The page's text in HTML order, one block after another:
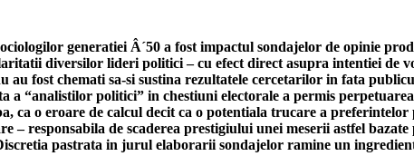
generatiei Â´50 a fost impactul sondajelor de opinie
diversilor lideri politici – cu efect direct asupra intentiei de
fost chemati sa-si sustina rezultatele cercetarilor in fata
a “analistilor politici” in chestiuni electorale a permis
ca o eroare de calcul decit ca o potentiala trucare a preferintelor
– responsabila de scaderea prestigiului unei meserii astfel
pastrata in jurul elaborarii sondajelor ramine un